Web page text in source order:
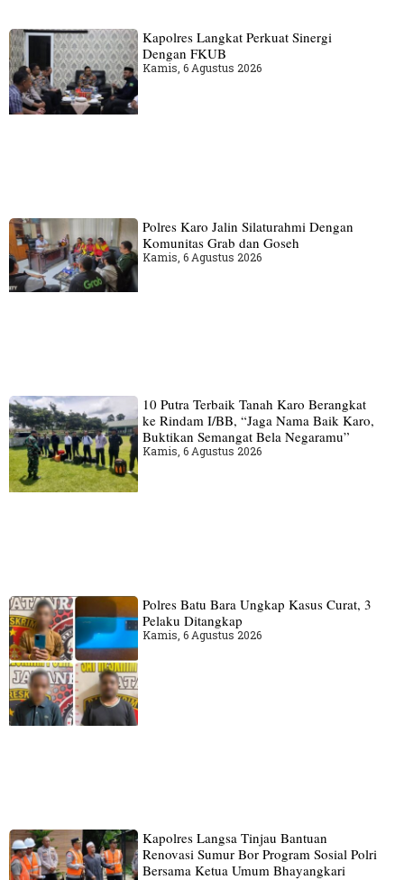
Kapolres Langkat Perkuat Sinergi
Dengan FKUB
Kamis, 6 Agustus 2026
Polres Karo Jalin Silaturahmi Dengan
Komunitas Grab dan Goseh
Kamis, 6 Agustus 2026
10 Putra Terbaik Tanah Karo Berangkat
ke Rindam I/BB, “Jaga Nama Baik Karo,
Buktikan Semangat Bela Negaramu”
Kamis, 6 Agustus 2026
Polres Batu Bara Ungkap Kasus Curat, 3
Pelaku Ditangkap
Kamis, 6 Agustus 2026
Kapolres Langsa Tinjau Bantuan
Renovasi Sumur Bor Program Sosial Polri
Bersama Ketua Umum Bhayangkari